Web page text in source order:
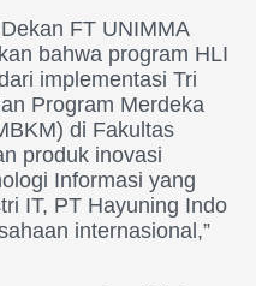
FT UNIMMA
bahwa program HLI
implementasi Tri
Program Merdeka
di Fakultas
produk inovasi
Informasi yang
IT, PT Hayuning Indo
internasional,”